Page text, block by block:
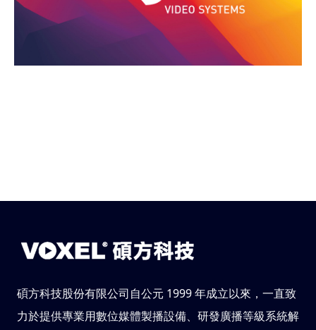
碩方科技股份有限公司自公元 1999 年成立以來，一直致
力於提供專業用數位媒體製播設備、研發廣播等級系統解